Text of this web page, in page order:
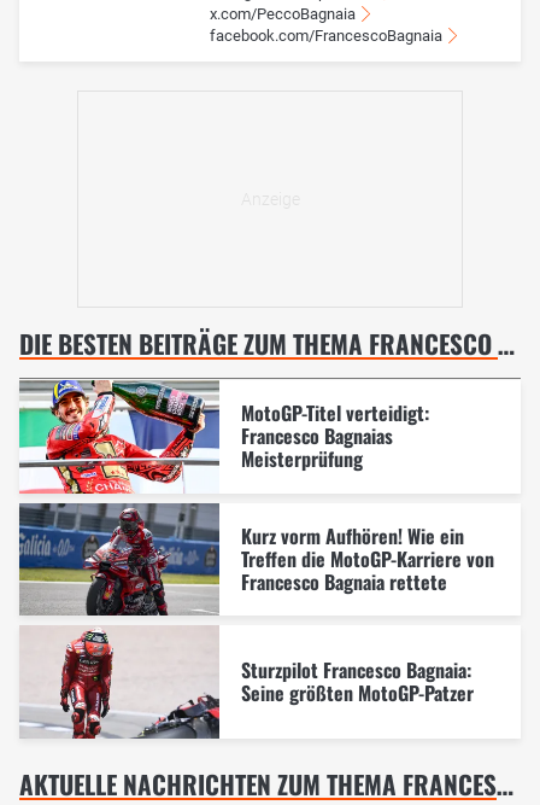
x.com/PeccoBagnaia
facebook.com/FrancescoBagnaia
DIE BESTEN BEITRÄGE ZUM THEMA FRANCESCO BAGNAIA
MotoGP-Titel verteidigt:
Francesco Bagnaias
Meisterprüfung
Kurz vorm Aufhören! Wie ein
Treffen die MotoGP-Karriere von
Francesco Bagnaia rettete
Sturzpilot Francesco Bagnaia:
Seine größten MotoGP-Patzer
AKTUELLE NACHRICHTEN ZUM THEMA FRANCESCO BAGNAIA